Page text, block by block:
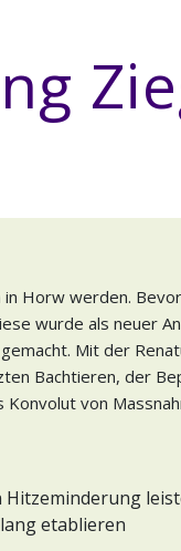
Horw werden.
wurde als neuer
Mit der
Bachtieren, der
von
etablieren